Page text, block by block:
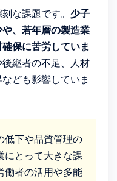
な課題です。 少子
、若年層の製造業
保に苦労していま
継者の不足、人材
ども影響していま
低下や品質管理の
にとって大きな課
働者の活用や多能